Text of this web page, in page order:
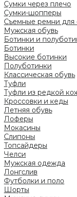
Сумки через плечо
Сумки-шопперы
Съемные ремни для
Мужская обувь
Ботинки и
Ботинки
Высокие ботинки
Полуботинки
Классическая обувь
Туфли
Туфли из редкой
Кроссовки и кеды
Летняя обувь
Лоферы
Мокасины
Слипоны
Топсайдеры
Челси
Мужская одежда
Лонгслив
Футболки и поло
Шорты